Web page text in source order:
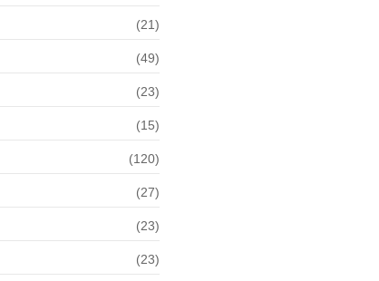
(21)
(49)
(23)
(15)
(120)
(27)
(23)
(23)